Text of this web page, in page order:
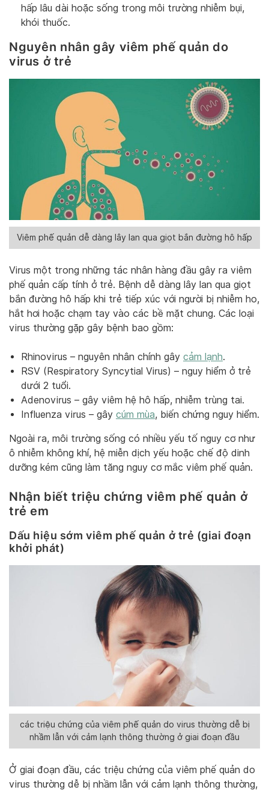
hấp lâu dài hoặc sống trong môi trường nhiễm bụi,
khói thuốc.
Nguyên nhân gây viêm phế quản do
virus ở trẻ
Viêm phế quản dễ dàng lây lan qua giọt bắn đường hô hấp
Virus một trong những tác nhân hàng đầu gây ra viêm
phế quản cấp tính ở trẻ. Bệnh dễ dàng lây lan qua giọt
bắn đường hô hấp khi trẻ tiếp xúc với người bị nhiễm ho,
hắt hơi hoặc chạm tay vào các bề mặt chung. Các loại
virus thường gặp gây bệnh bao gồm:
Rhinovirus – nguyên nhân chính gây cảm lạnh.
RSV (Respiratory Syncytial Virus) – nguy hiểm ở trẻ
dưới 2 tuổi.
Adenovirus – gây viêm hệ hô hấp, nhiễm trùng tai.
Influenza virus – gây cúm mùa, biến chứng nguy hiểm.
Ngoài ra, môi trường sống có nhiều yếu tố nguy cơ như
ô nhiễm không khí, hệ miễn dịch yếu hoặc chế độ dinh
dưỡng kém cũng làm tăng nguy cơ mắc viêm phế quản.
Nhận biết triệu chứng viêm phế quản ở
trẻ em
Dấu hiệu sớm viêm phế quản ở trẻ (giai đoạn
khởi phát)
các triệu chứng của viêm phế quản do virus thường dễ bị
nhầm lẫn với cảm lạnh thông thường ở giai đoạn đầu
Ở giai đoạn đầu, các triệu chứng của viêm phế quản do
virus thường dễ bị nhầm lẫn với cảm lạnh thông thường,